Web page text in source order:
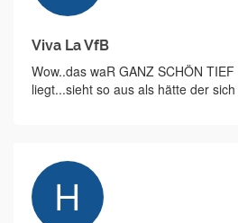
Viva La VfB
Wow..das waR GANZ SCHÖN
liegt...sieht so aus als hätte der